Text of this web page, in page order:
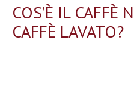
COS’È IL CAFFÈ
CAFFÈ LAVATO?